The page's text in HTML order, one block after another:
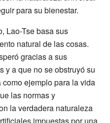
para su bienestar.
Lao-Tse basa sus
natural de las cosas.
gracias a sus
y a que no se obstruyó su
ejemplo para la vida
las normas y
la verdadera naturaleza